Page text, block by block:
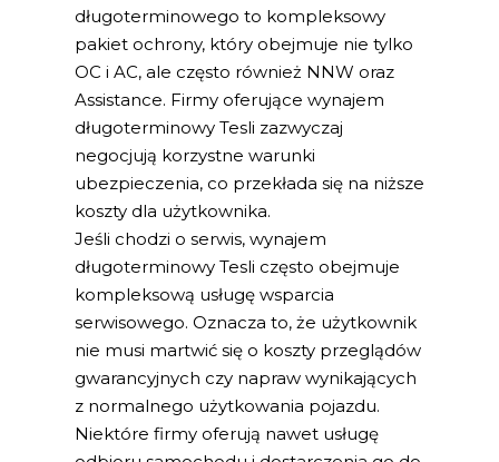
długoterminowego to kompleksowy
pakiet ochrony, który obejmuje nie tylko
OC i AC, ale często również NNW oraz
Assistance. Firmy oferujące wynajem
długoterminowy Tesli zazwyczaj
negocjują korzystne warunki
ubezpieczenia, co przekłada się na niższe
koszty dla użytkownika.
Jeśli chodzi o serwis, wynajem
długoterminowy Tesli często obejmuje
kompleksową usługę wsparcia
serwisowego. Oznacza to, że użytkownik
nie musi martwić się o koszty przeglądów
gwarancyjnych czy napraw wynikających
z normalnego użytkowania pojazdu.
Niektóre firmy oferują nawet usługę